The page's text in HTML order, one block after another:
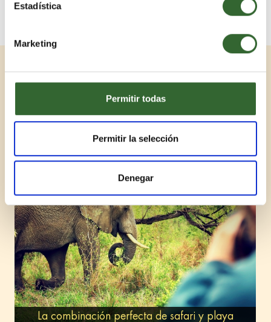
Estadística
Marketing
Permitir todas
Permitir la selección
Denegar
Viajes Relacionados
1 / 3
La combinación perfecta de safari y playa